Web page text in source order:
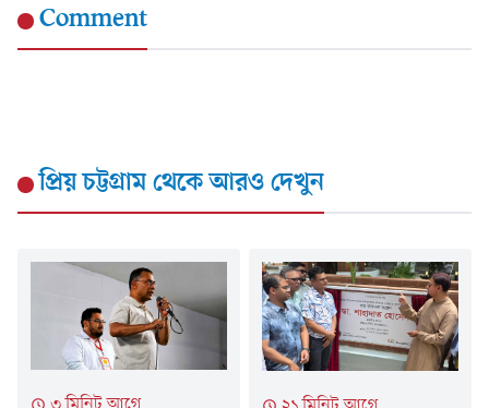
Comment
প্রিয় চট্টগ্রামথেকে আরও দেখুন